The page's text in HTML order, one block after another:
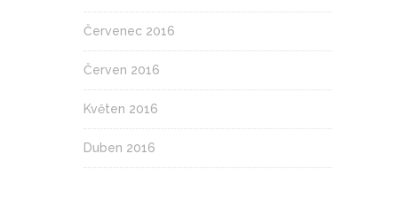
Červenec 2016
Červen 2016
Květen 2016
Duben 2016